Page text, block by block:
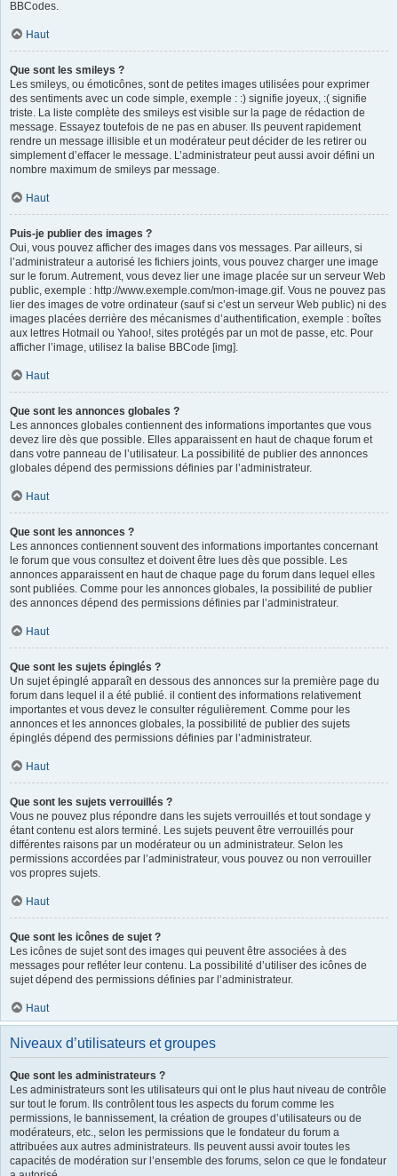
BBCodes.
Haut
Que sont les smileys ?
Les smileys, ou émoticônes, sont de petites images utilisées pour exprimer
des sentiments avec un code simple, exemple : :) signifie joyeux, :( signifie
triste. La liste complète des smileys est visible sur la page de rédaction de
message. Essayez toutefois de ne pas en abuser. Ils peuvent rapidement
rendre un message illisible et un modérateur peut décider de les retirer ou
simplement d’effacer le message. L’administrateur peut aussi avoir défini un
nombre maximum de smileys par message.
Haut
Puis-je publier des images ?
Oui, vous pouvez afficher des images dans vos messages. Par ailleurs, si
l’administrateur a autorisé les fichiers joints, vous pouvez charger une image
sur le forum. Autrement, vous devez lier une image placée sur un serveur Web
public, exemple : http://www.exemple.com/mon-image.gif. Vous ne pouvez pas
lier des images de votre ordinateur (sauf si c’est un serveur Web public) ni des
images placées derrière des mécanismes d’authentification, exemple : boîtes
aux lettres Hotmail ou Yahoo!, sites protégés par un mot de passe, etc. Pour
afficher l’image, utilisez la balise BBCode [img].
Haut
Que sont les annonces globales ?
Les annonces globales contiennent des informations importantes que vous
devez lire dès que possible. Elles apparaissent en haut de chaque forum et
dans votre panneau de l’utilisateur. La possibilité de publier des annonces
globales dépend des permissions définies par l’administrateur.
Haut
Que sont les annonces ?
Les annonces contiennent souvent des informations importantes concernant
le forum que vous consultez et doivent être lues dès que possible. Les
annonces apparaissent en haut de chaque page du forum dans lequel elles
sont publiées. Comme pour les annonces globales, la possibilité de publier
des annonces dépend des permissions définies par l’administrateur.
Haut
Que sont les sujets épinglés ?
Un sujet épinglé apparaît en dessous des annonces sur la première page du
forum dans lequel il a été publié. il contient des informations relativement
importantes et vous devez le consulter régulièrement. Comme pour les
annonces et les annonces globales, la possibilité de publier des sujets
épinglés dépend des permissions définies par l’administrateur.
Haut
Que sont les sujets verrouillés ?
Vous ne pouvez plus répondre dans les sujets verrouillés et tout sondage y
étant contenu est alors terminé. Les sujets peuvent être verrouillés pour
différentes raisons par un modérateur ou un administrateur. Selon les
permissions accordées par l’administrateur, vous pouvez ou non verrouiller
vos propres sujets.
Haut
Que sont les icônes de sujet ?
Les icônes de sujet sont des images qui peuvent être associées à des
messages pour refléter leur contenu. La possibilité d’utiliser des icônes de
sujet dépend des permissions définies par l’administrateur.
Haut
Niveaux d’utilisateurs et groupes
Que sont les administrateurs ?
Les administrateurs sont les utilisateurs qui ont le plus haut niveau de contrôle
sur tout le forum. Ils contrôlent tous les aspects du forum comme les
permissions, le bannissement, la création de groupes d’utilisateurs ou de
modérateurs, etc., selon les permissions que le fondateur du forum a
attribuées aux autres administrateurs. Ils peuvent aussi avoir toutes les
capacités de modération sur l’ensemble des forums, selon ce que le fondateur